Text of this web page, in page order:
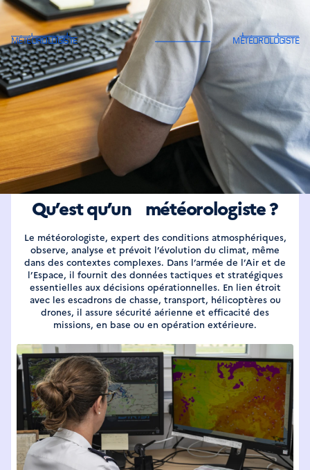
En tant que météorologiste militaire,
vous anticipez le climat, conseillez les
aviateurs et garantissez la réussite des
missions.
Qu’est qu’un météorologiste ?
Le météorologiste, expert des conditions atmosphériques,
observe, analyse et prévoit l’évolution du climat, même
dans des contextes complexes. Dans l’armée de l’Air et de
l’Espace, il fournit des données tactiques et stratégiques
essentielles aux décisions opérationnelles. En lien étroit
avec les escadrons de chasse, transport, hélicoptères ou
drones, il assure sécurité aérienne et efficacité des
missions, en base ou en opération extérieure.